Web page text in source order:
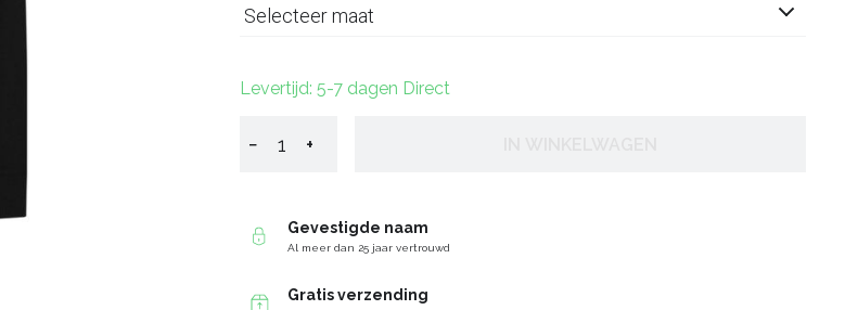
Selecteer maat
Levertijd: 5-7 dagen Direct
− +
Gevestigde naam
Al meer dan 25 jaar vertrouwd
Gratis verzending